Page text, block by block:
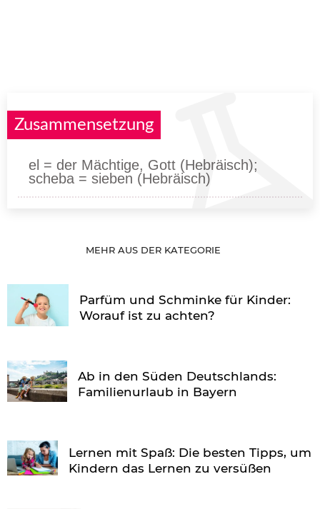
Zusammensetzung
el = der Mächtige, Gott (Hebräisch);
scheba = sieben (Hebräisch)
MEHR AUS DER KATEGORIE
Parfüm und Schminke für Kinder:
Worauf ist zu achten?
Ab in den Süden Deutschlands:
Familienurlaub in Bayern
Lernen mit Spaß: Die besten Tipps, um
Kindern das Lernen zu versüßen